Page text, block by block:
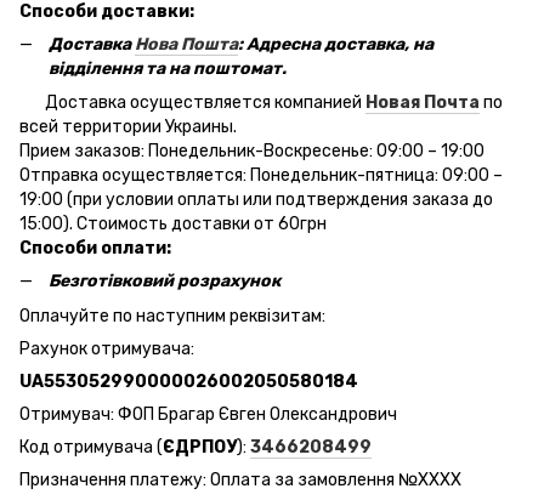
Способи доставки:
ДоставкаНова Пошта: Адресна доставка, на
відділення та на поштомат.
Доставка осуществляется компанией Новая Почта по
всей территории Украины.
Прием заказов: Понедельник-Воскресенье: 09:00 – 19:00
Отправка осуществляется: Понедельник-пятница: 09:00 –
19:00 (при условии оплаты или подтверждения заказа до
15:00). Стоимость доставки от 60грн
Способи оплати:
Безготівковий розрахунок
Оплачуйте по наступним реквізитам:
Рахунок отримувача:
UA553052990000026002050580184
Отримувач: ФОП Брагар Євген Олександрович
Код отримувача (ЄДРПОУ): 3466208499
Призначення платежу: Оплата за замовлення №ХХХХ